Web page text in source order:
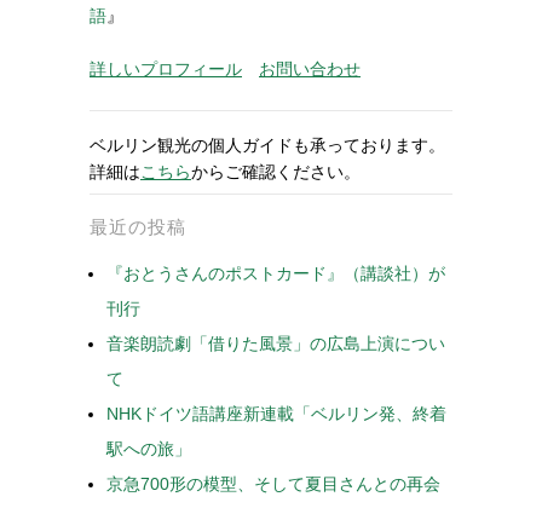
語』
詳しいプロフィール お問い合わせ
ベルリン観光の個人ガイドも承っております。
詳細はこちらからご確認ください。
最近の投稿
『おとうさんのポストカード』（講談社）が
刊行
音楽朗読劇「借りた風景」の広島上演につい
て
NHKドイツ語講座新連載「ベルリン発、終着
駅への旅」
京急700形の模型、そして夏目さんとの再会